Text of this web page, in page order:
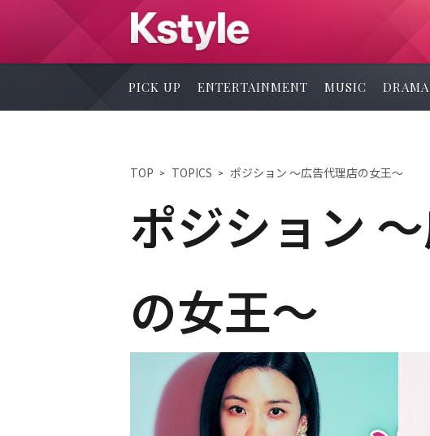
PICK UP ENTERTAINMENT MUSIC DRAMA
TOP TOPICS ポジション ～広告代理店の女王～
ポジション
の女王～